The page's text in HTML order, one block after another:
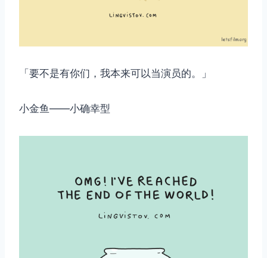
「要不是有你们，我本来可以当演员的。」
小金鱼——小确幸型